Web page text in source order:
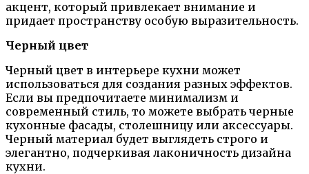
акцент, который привлекает внимание и
придает пространству особую выразительность.
Черный цвет
Черный цвет в интерьере кухни может
использоваться для создания разных эффектов.
Если вы предпочитаете минимализм и
современный стиль, то можете выбрать черные
кухонные фасады, столешницу или аксессуары.
Черный материал будет выглядеть строго и
элегантно, подчеркивая лаконичность дизайна
кухни.